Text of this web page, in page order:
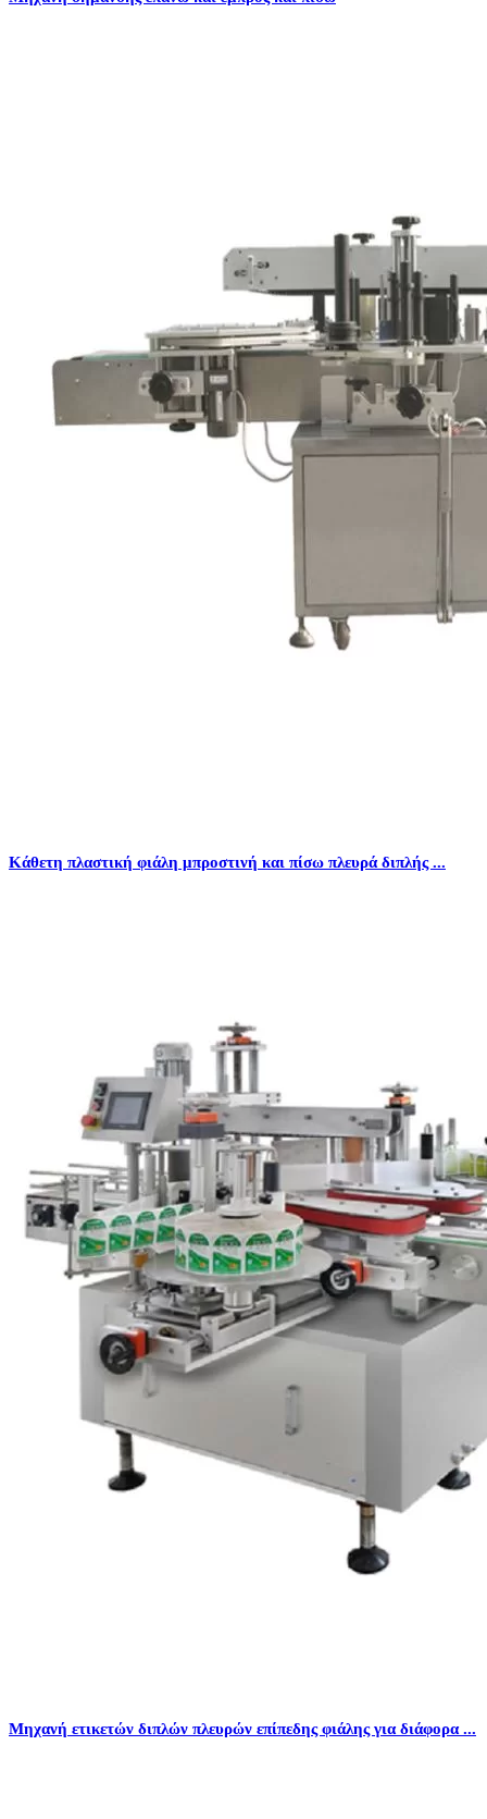
Κάθετη πλαστική φιάλη μπροστινή και πίσω πλευρά διπλής ...
Μηχανή ετικετών διπλών πλευρών επίπεδης φιάλης για διάφορα ...